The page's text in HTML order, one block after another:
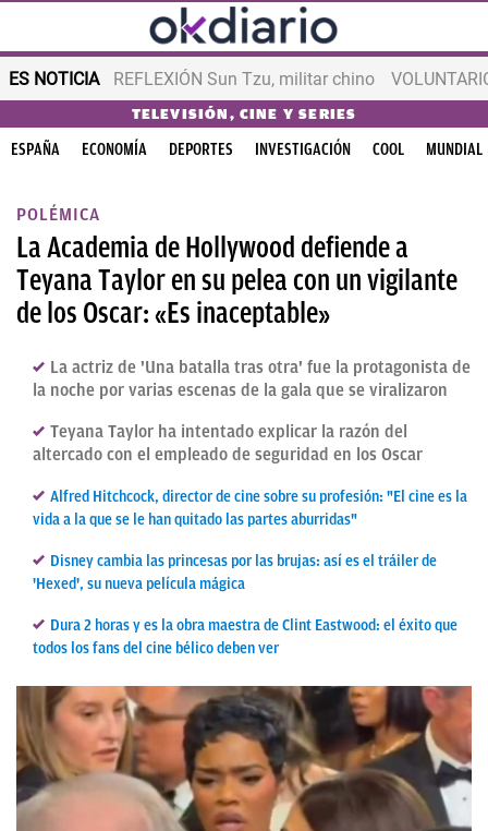
ES NOTICIA REFLEXIÓN Sun Tzu, militar chino
TELEVISIÓN, CINE Y SERIES
ESPAÑA ECONOMÍA DEPORTES INVESTIGACIÓN COOL MUNDIAL
POLÉMICA
La Academia de Hollywood defiende a
Teyana Taylor en su pelea con un vigilante
de los Oscar: «Es inaceptable»
La actriz de 'Una batalla tras otra' fue la protagonista de
la noche por varias escenas de la gala que se viralizaron
Teyana Taylor ha intentado explicar la razón del
altercado con el empleado de seguridad en los Oscar
Alfred Hitchcock, director de cine sobre su profesión: "El cine es la
vida a la que se le han quitado las partes aburridas"
Disney cambia las princesas por las brujas: así es el tráiler de
'Hexed', su nueva película mágica
Dura 2 horas y es la obra maestra de Clint Eastwood: el éxito que
todos los fans del cine bélico deben ver